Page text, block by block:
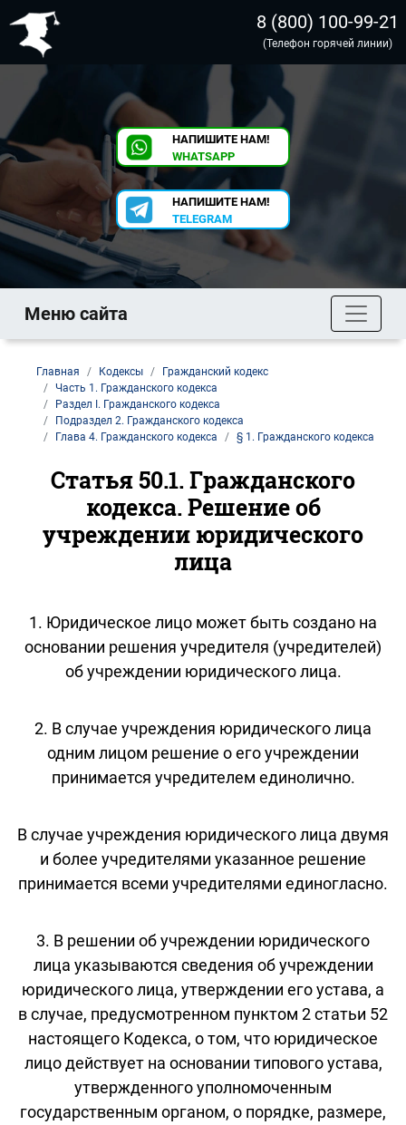
8 (800) 100-99-21
(Телефон горячей линии)
НАПИШИТЕ НАМ!
WHATSAPP
НАПИШИТЕ НАМ!
TELEGRAM
Меню сайта
Главная Кодексы
Гражданский кодекс
Часть 1. Гражданского кодекса
Раздел I. Гражданского кодекса
Подраздел 2. Гражданского кодекса
Глава 4. Гражданского кодекса
§ 1. Гражданского кодекса
Статья 50.1. Гражданского
кодекса. Решение об
учреждении юридического
лица
1. Юридическое лицо может быть создано на
основании решения учредителя (учредителей)
об учреждении юридического лица.
2. В случае учреждения юридического лица
одним лицом решение о его учреждении
принимается учредителем единолично.
В случае учреждения юридического лица двумя
и более учредителями указанное решение
принимается всеми учредителями единогласно.
3. В решении об учреждении юридического
лица указываются сведения об учреждении
юридического лица, утверждении его устава, а
в случае, предусмотренном пунктом 2 статьи 52
настоящего Кодекса, о том, что юридическое
лицо действует на основании типового устава,
утвержденного уполномоченным
государственным органом, о порядке, размере,